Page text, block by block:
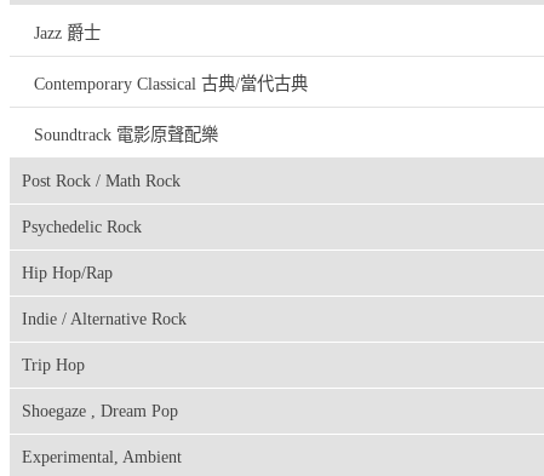
Jazz 爵士
Contemporary Classical 古典/當代古典
Soundtrack 電影原聲配樂
Post Rock / Math Rock
Psychedelic Rock
Hip Hop/Rap
Indie / Alternative Rock
Trip Hop
Shoegaze , Dream Pop
Experimental, Ambient